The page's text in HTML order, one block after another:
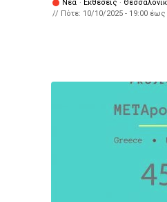
Νέα · Εκθέσεις ·
// Πότε: 10/10/2025 - 19:00 έως